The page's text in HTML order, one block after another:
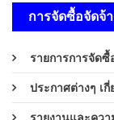
การจัดซื้อจัดจ้
รายการการจัด
ประกาศต่างๆ เ